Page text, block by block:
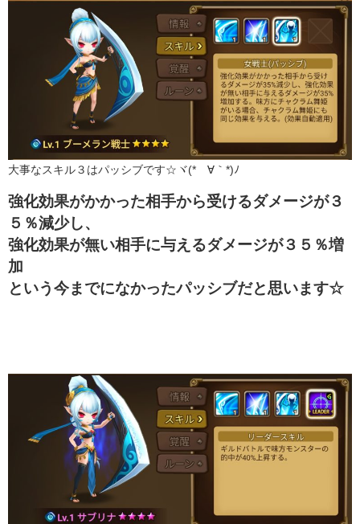
大事なスキル３はパッシブです☆ヾ(*´∀｀*)ﾉ
強化効果がかかった相手から受けるダメージが３
５％減少し、
強化効果が無い相手に与えるダメージが３５％増
加
という今までになかったパッシブだと思います☆